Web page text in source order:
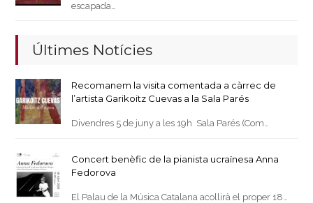
escapada…
Últimes Notícies
Recomanem la visita comentada a càrrec de
l’artista Garikoitz Cuevas a la Sala Parés
Divendres 5 de juny a les 19h Sala Parés (Com…
Concert benèfic de la pianista ucraïnesa Anna
Fedorova
El Palau de la Música Catalana acollirà el proper 18…